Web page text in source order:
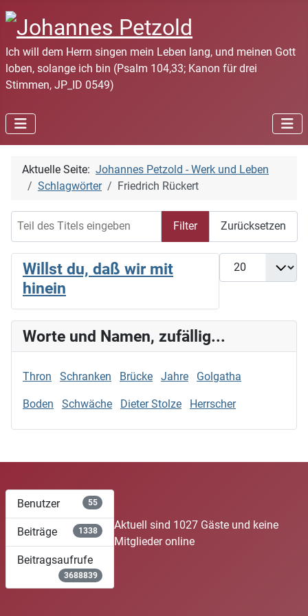
Ich will dem Herrn singen mein Leben lang, und meinen Gott
loben, solange ich bin (Psalm 104,33; Kanon für drei
Stimmen, JP_ID 0549)
Aktuelle Seite: Johannes Petzold - Werk und Leben
Schlagwörter
Friedrich Rückert
Filter Zurücksetzen
Anzeige #
Willst du, daß wir mit
hinein
Worte und Namen, zufällig...
Thron Schranken Brücke Jahre Golgatha
Boden Schwäche Dieter Stolze Herrscher
Benutzer 55
Beiträge 1338
Beitragsaufrufe
3688839
Aktuell sind 1027 Gäste und keine
Mitglieder online